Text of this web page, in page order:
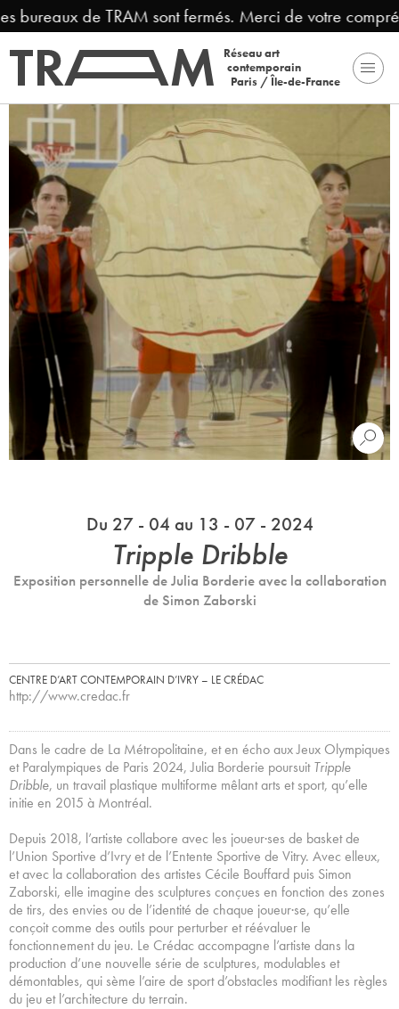
de TRAM sont fermés. Merci de votre
Réseau art
contemporain
Paris / Île-de-France
Du 27 - 04 au 13 - 07 - 2024
Tripple Dribble
Exposition personnelle de Julia Borderie avec la collaboration
de Simon Zaborski
CENTRE D’ART CONTEMPORAIN D’IVRY – LE CRÉDAC
http://www.credac.fr
Dans le cadre de La Métropolitaine, et en écho aux Jeux Olympiques
et Paralympiques de Paris 2024, Julia Borderie poursuitTripple
Dribble, un travail plastique multiforme mêlant arts et sport, qu’elle
initie en 2015 à Montréal.
Depuis 2018, l’artiste collabore avec les joueur·ses de basket de
l’Union Sportive d’Ivry et de l’Entente Sportive de Vitry. Avec elleux,
et avec la collaboration des artistes Cécile Bouffard puis Simon
Zaborski, elle imagine des sculptures conçues en fonction des zones
de tirs, des envies ou de l’identité de chaque joueur·se, qu’elle
conçoit comme des outils pour perturber et réévaluer le
fonctionnement du jeu. Le Crédac accompagne l’artiste dans la
production d’une nouvelle série de sculptures, modulables et
démontables, qui sème l’aire de sport d’obstacles modifiant les règles
du jeu et l’architecture du terrain.